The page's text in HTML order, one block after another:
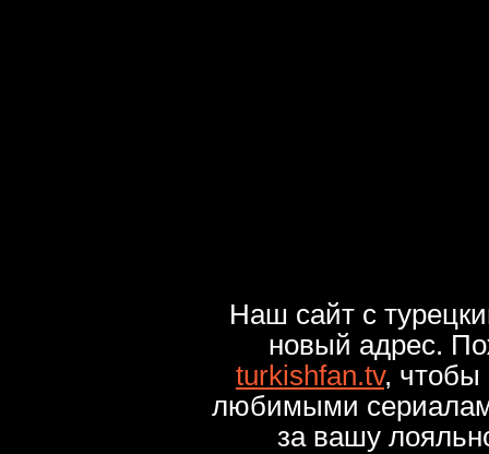
Наш сайт с
новый адрес.
turkishfan.tv, чтобы
любимыми
за вашу